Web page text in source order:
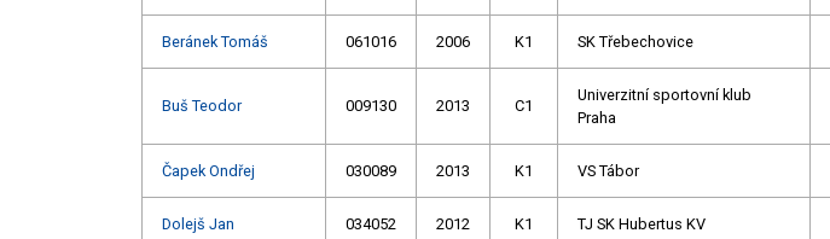
Beránek Tomáš 061016 2006 K1 SK Třebechovice
Buš Teodor 009130 2013 C1
Univerzitní sportovní klub
Praha
Čapek Ondřej 030089 2013 K1 VS Tábor
Dolejš Jan 034052 2012 K1 TJ SK Hubertus KV